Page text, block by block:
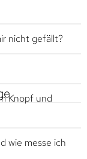
nicht gefällt?
Knopf und
wie messe ich